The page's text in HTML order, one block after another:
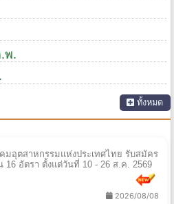
พ.
ทั้งหมด
มอุตสาหกรรมแห่งประเทศไทย รับสมัคร
16 อัตรา ตั้งแต่วันที่ 10 - 26 ส.ค. 2569
2026/08/08